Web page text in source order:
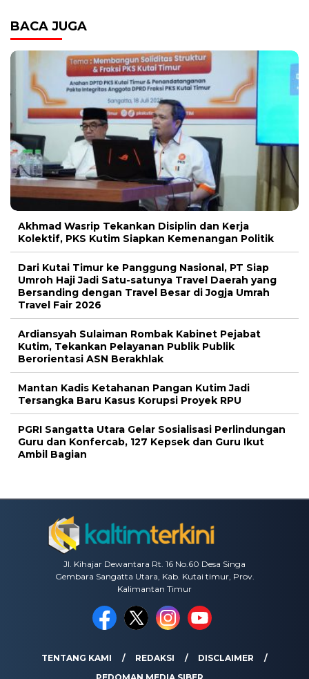
BACA JUGA
Akhmad Wasrip Tekankan Disiplin dan Kerja
Kolektif, PKS Kutim Siapkan Kemenangan Politik
Dari Kutai Timur ke Panggung Nasional, PT Siap
Umroh Haji Jadi Satu-satunya Travel Daerah yang
Bersanding dengan Travel Besar di Jogja Umrah
Travel Fair 2026
Ardiansyah Sulaiman Rombak Kabinet Pejabat
Kutim, Tekankan Pelayanan Publik Publik
Berorientasi ASN Berakhlak
Mantan Kadis Ketahanan Pangan Kutim Jadi
Tersangka Baru Kasus Korupsi Proyek RPU
PGRI Sangatta Utara Gelar Sosialisasi Perlindungan
Guru dan Konfercab, 127 Kepsek dan Guru Ikut
Ambil Bagian
Jl. Kihajar Dewantara Rt. 16 No.60 Desa Singa
Gembara Sangatta Utara, Kab. Kutai timur, Prov.
Kalimantan Timur
TENTANG KAMI REDAKSI
DISCLAIMER